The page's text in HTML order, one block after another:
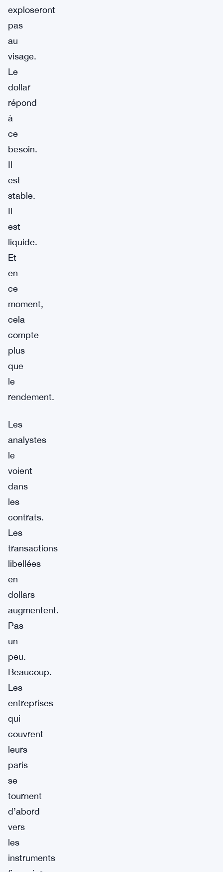
exploseront
pas
au
visage.
Le
dollar
répond
à
ce
besoin.
Il
est
stable.
Il
est
liquide.
Et
en
ce
moment,
cela
compte
plus
que
le
rendement.
Les
analystes
le
voient
dans
les
contrats.
Les
transactions
libellées
en
dollars
augmentent.
Pas
un
peu.
Beaucoup.
Les
entreprises
qui
couvrent
leurs
paris
se
tournent
d’abord
vers
les
instruments